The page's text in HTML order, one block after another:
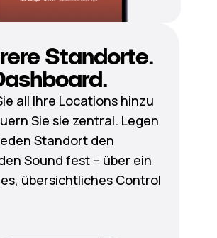
Standorte.
all Ihre Locations hinzu
Sie sie zentral. Legen
Standort den
Sound fest – über ein
übersichtliches Control